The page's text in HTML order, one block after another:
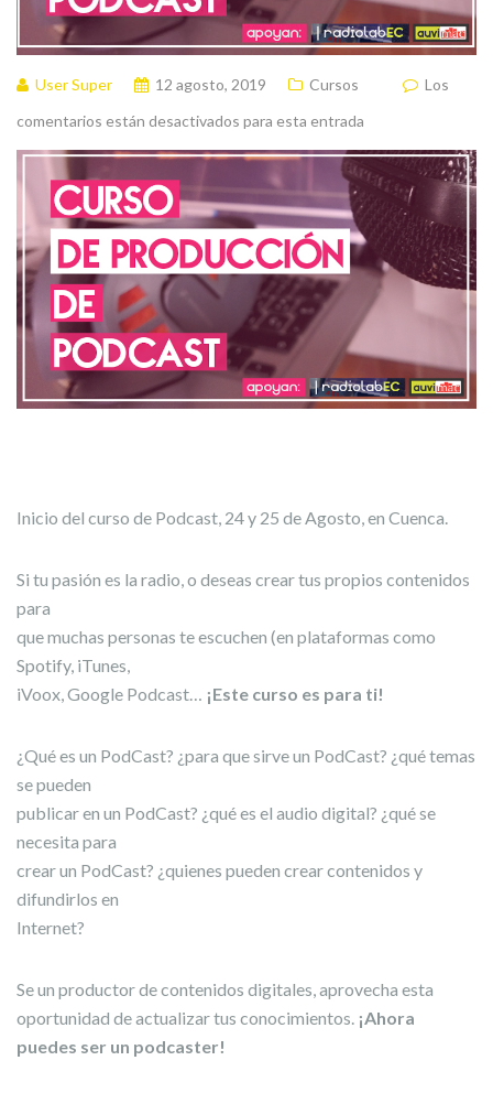
User Super 12 agosto, 2019 Cursos
Los
comentarios están desactivados para esta entrada
Inicio del curso de Podcast, 24 y 25 de Agosto, en Cuenca.
Si tu pasión es la radio, o deseas crear tus propios contenidos
para
que muchas personas te escuchen (en plataformas como
Spotify, iTunes,
iVoox, Google Podcast… ¡Este curso es para ti!
¿Qué es un PodCast? ¿para que sirve un PodCast? ¿qué temas
se pueden
publicar en un PodCast? ¿qué es el audio digital? ¿qué se
necesita para
crear un PodCast? ¿quienes pueden crear contenidos y
difundirlos en
Internet?
Se un productor de contenidos digitales, aprovecha esta
oportunidad de actualizar tus conocimientos. ¡Ahora
puedes ser un podcaster!